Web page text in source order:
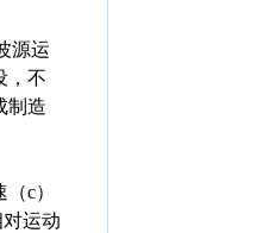
源运
，不
制造
c）
运动